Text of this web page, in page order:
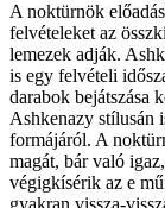
A noktürnök
felvételeket az
lemezek adják.
is egy felvételi
darabok bejátszása
Ashkenazy stílusán
formájáról. A
magát, bár való
végigkísérik az e